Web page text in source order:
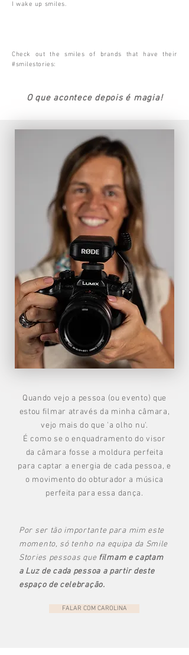
I wake up smiles.
Check out the smiles of brands that have their
#smilestories:
O que acontece depois é magia!
Quando vejo a pessoa (ou evento) que
estou filmar através da minha câmara,
vejo mais do que 'a olho nu'.
É como se o enquadramento do visor
da câmara fosse a moldura perfeita
para captar a energia de cada pessoa, e
o movimento do obturador a música
perfeita para essa dança.
Por ser tão importante para mim este
momento, só tenho na equipa da Smile
Stories pessoas que filmam e captam
a Luz de cada pessoa a partir deste
espaço de celebração.
FALAR COM CAROLINA